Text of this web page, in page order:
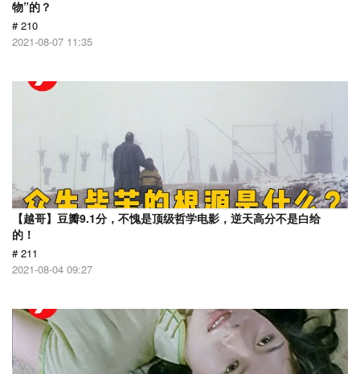
物”的？
# 210
2021-08-07 11:35
【越哥】豆瓣9.1分，不愧是顶级哲学电影，逆天高分不是白给
的！
# 211
2021-08-04 09:27